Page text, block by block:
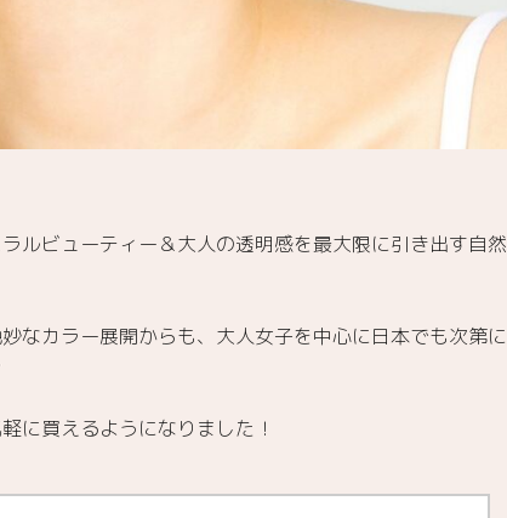
ルビューティー＆大人の透明感を最大限に引き出す自然
なカラー展開からも、大人女子を中心に日本でも次第に
に買えるようになりました！